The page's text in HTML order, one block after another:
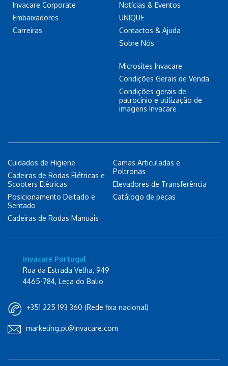
Invacare Corporate
Embaixadores
Carreiras
Notícias & Eventos
UNIQUE
Contactos & Ajuda
Sobre Nós
Microsites Invacare
Condições Gerais de Venda
Condições gerais de
patrocínio e utilização de
imagens Invacare
Cuidados de Higiene
Cadeiras de Rodas Elétricas e
Scooters Elétricas
Posicionamento Deitado e
Sentado
Cadeiras de Rodas Manuais
Camas Articuladas e
Poltronas
Elevadores de Transferência
Catálogo de peças
Invacare Portugal
Rua da Estrada Velha, 949
4465-784, Leça do Balio
+351 225 193 360 (Rede fixa nacional)
marketing.pt@invacare.com